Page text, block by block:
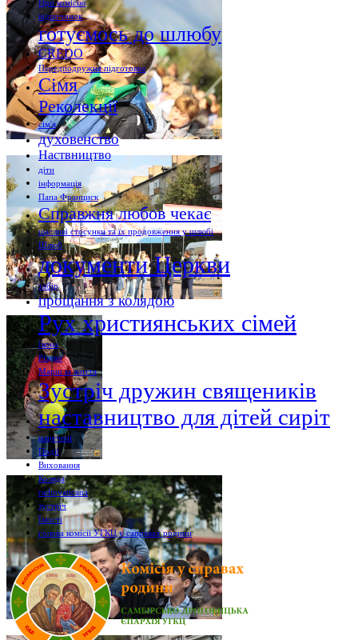
Про комісію
відпочинок
готуємось до шлюбу
CREDO
Передподружня підготовка
Сімя
Реколекції
сім'я
духовенство
Наствництво
діти
інформація
Папа Франциск
Справжня любов чекає
щасливі стосунки та їх продовження у шлюбі
Шлюб
документи Церкви
табір
прощання з колядою
Рух християнських сімей
Ікона
Різдво
Марш за життя
Зустріч дружин священиків
наставництво для дітей сиріт
наречені
Події
Виховання
Коляда
radiovaticana
зустріч
Їмості
голова комісії УГКЦ у саправах родини